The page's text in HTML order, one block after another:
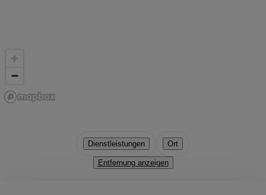
Dienstleistungen Ort
Entfernung anzeigen